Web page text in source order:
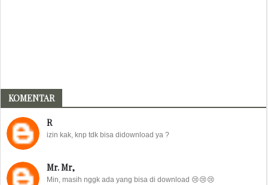
KOMENTAR
R
izin kak, knp tdk bisa didownload ya ?
Mr. Mr,
Min, masih nggk ada yang bisa di download 😢😢😢